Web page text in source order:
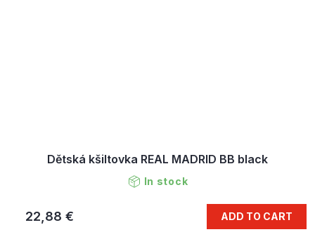
Dětská kšiltovka REAL MADRID BB black
In stock
22,88 € ADD TO CART